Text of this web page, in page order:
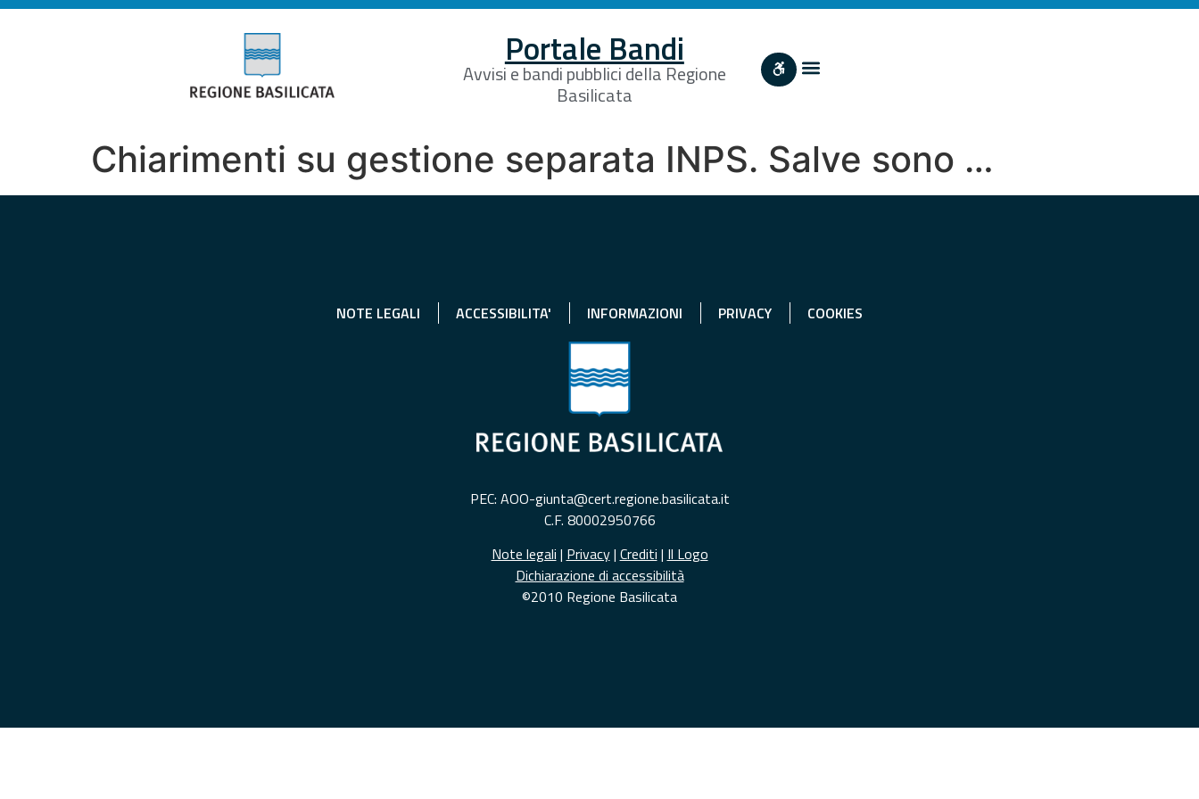
Portale Bandi
Avvisi e bandi pubblici della Regione
Basilicata
Chiarimenti su gestione separata INPS. Salve sono …
NOTE LEGALI ACCESSIBILITA' INFORMAZIONI PRIVACY COOKIES
PEC: AOO-giunta@cert.regione.basilicata.it
C.F. 80002950766
Note legali | Privacy| Crediti | Il Logo
Dichiarazione di accessibilità
©2010 Regione Basilicata